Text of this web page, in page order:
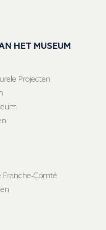
HET MUSEUM
Projecten
Franche-Comté